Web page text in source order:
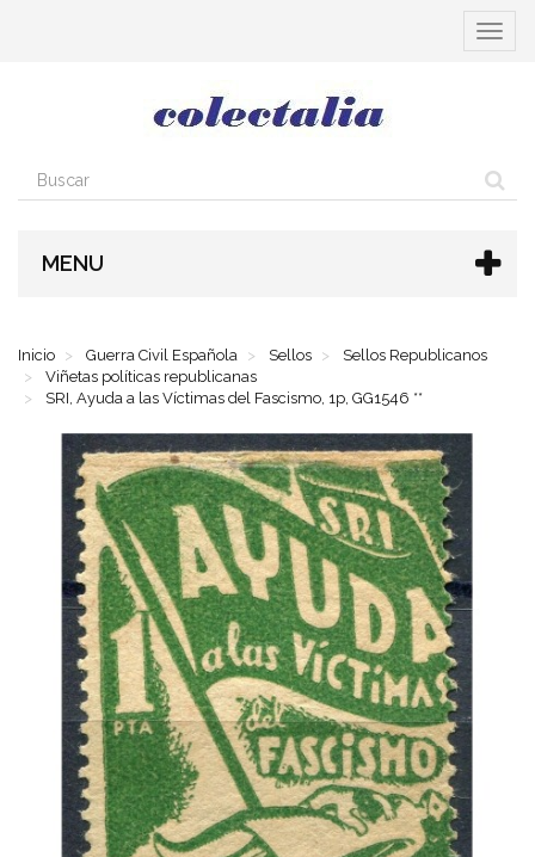
MENU
Inicio Guerra Civil Española Sellos
Sellos Republicanos
Viñetas políticas republicanas
SRI, Ayuda a las Víctimas del Fascismo, 1p, GG1546 **